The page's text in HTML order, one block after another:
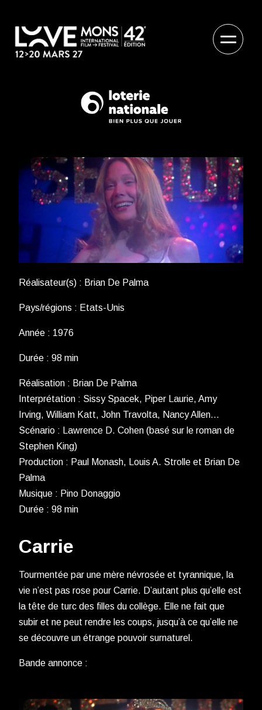
Réalisateur(s) : Brian De Palma
Pays/régions : Etats-Unis
Année : 1976
Durée : 98 min
Réalisation : Brian De Palma
Interprétation : Sissy Spacek, Piper Laurie, Amy
Irving, William Katt, John Travolta, Nancy Allen…
Scénario : Lawrence D. Cohen (basé sur le roman de
Stephen King)
Production : Paul Monash, Louis A. Strolle et Brian De
Palma
Musique : Pino Donaggio
Durée : 98 min
Carrie
Tourmentée par une mère névrosée et tyrannique, la
vie n’est pas rose pour Carrie. D’autant plus qu’elle est
la tête de turc des filles du collège. Elle ne fait que
subir et ne peut rendre les coups, jusqu’à ce qu’elle ne
se découvre un étrange pouvoir surnaturel.
Bande annonce :